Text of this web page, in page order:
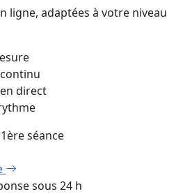
ligne, adaptées à votre niveau
direct
1ère séance
sous 24 h